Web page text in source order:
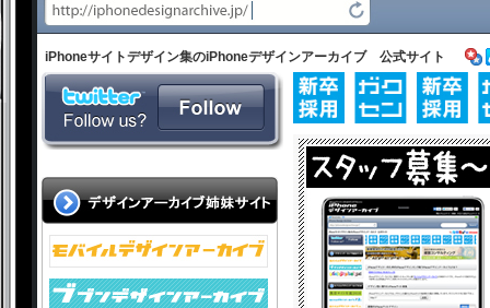
iPhoneサイトデザイン集のiPhoneデザインアーカイブ 公式サイト